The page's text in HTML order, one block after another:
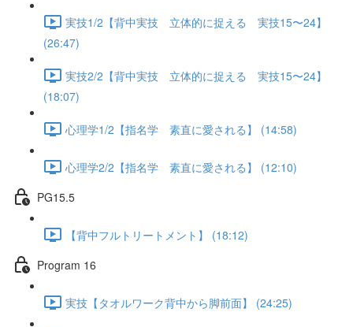
実技1/2【背中実技 立体的に捉える 実技15〜24】
(26:47)
実技2/2【背中実技 立体的に捉える 実技15〜24】
(18:07)
心理学1/2【指名学 素直に愛される】 (14:58)
心理学2/2【指名学 素直に愛される】 (12:10)
PG15.5
【背中フルトリートメント】 (18:12)
Program 16
実技【タオルワーク背中から脚前面】 (24:25)